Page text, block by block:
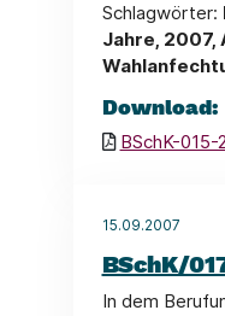
Schlagwörter:
Jahre, 2007,
Download:
BSchK-015-
15.09.2007
BSchK/
In dem